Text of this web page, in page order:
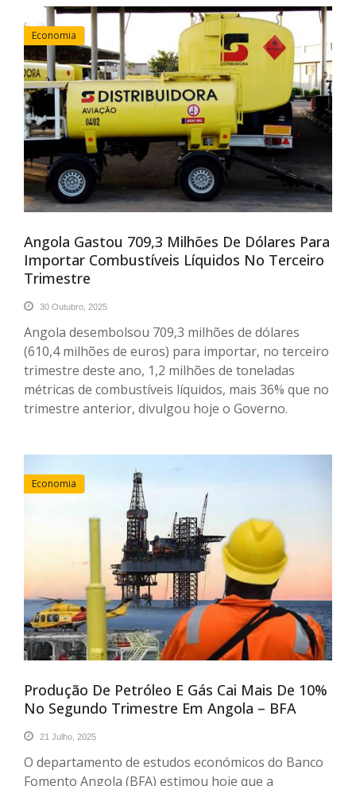
Economia
Angola Gastou 709,3 Milhões De Dólares Para
Importar Combustíveis Líquidos No Terceiro
Trimestre
30 Outubro, 2025
Angola desembolsou 709,3 milhões de dólares
(610,4 milhões de euros) para importar, no terceiro
trimestre deste ano, 1,2 milhões de toneladas
métricas de combustíveis líquidos, mais 36% que no
trimestre anterior, divulgou hoje o Governo.
Economia
Produção De Petróleo E Gás Cai Mais De 10%
No Segundo Trimestre Em Angola – BFA
21 Julho, 2025
O departamento de estudos económicos do Banco
Fomento Angola (BFA) estimou hoje que a